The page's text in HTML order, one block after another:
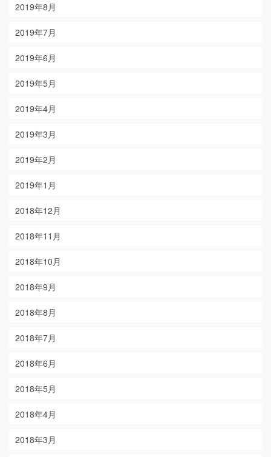
2019年8月
2019年7月
2019年6月
2019年5月
2019年4月
2019年3月
2019年2月
2019年1月
2018年12月
2018年11月
2018年10月
2018年9月
2018年8月
2018年7月
2018年6月
2018年5月
2018年4月
2018年3月